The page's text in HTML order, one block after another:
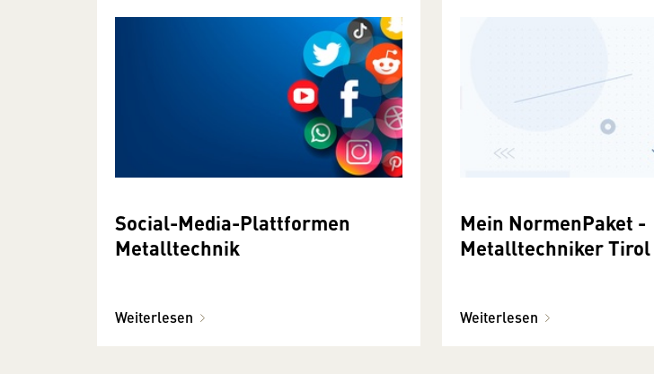
Social-Media-Plattformen
Metalltechnik
Weiterlesen
Mein NormenPaket -
Metalltechniker Tirol
Weiterlesen